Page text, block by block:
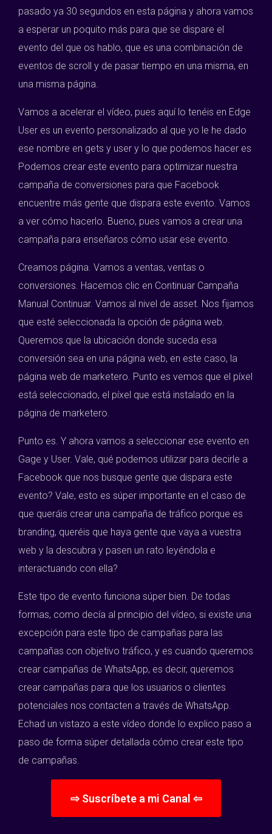
pasado ya 30 segundos en esta página y ahora vamos
a esperar un poquito más para que se dispare el
evento del que os hablo, que es una combinación de
eventos de scroll y de pasar tiempo en una misma, en
una misma página.
Vamos a acelerar el vídeo, pues aquí lo tenéis en Edge
User es un evento personalizado al que yo le he dado
ese nombre en gets y user y lo que podemos hacer es
Podemos crear este evento para optimizar nuestra
campaña de conversiones para que Facebook
encuentre más gente que dispara este evento. Vamos
a ver cómo hacerlo. Bueno, pues vamos a crear una
campaña para enseñaros cómo usar ese evento.
Creamos página. Vamos a ventas, ventas o
conversiones. Hacemos clic en Continuar Campaña
Manual Continuar. Vamos al nivel de asset. Nos fijamos
que esté seleccionada la opción de página web.
Queremos que la ubicación donde suceda esa
conversión sea en una página web, en este caso, la
página web de marketero. Punto es vemos que el píxel
está seleccionado, el píxel que está instalado en la
página de marketero.
Punto es. Y ahora vamos a seleccionar ese evento en
Gage y User. Vale, qué podemos utilizar para decirle a
Facebook que nos busque gente que dispara este
evento? Vale, esto es súper importante en el caso de
que queráis crear una campaña de tráfico porque es
branding, queréis que haya gente que vaya a vuestra
web y la descubra y pasen un rato leyéndola e
interactuando con ella?
Este tipo de evento funciona súper bien. De todas
formas, como decía al principio del vídeo, si existe una
excepción para este tipo de campañas para las
campañas con objetivo tráfico, y es cuando queremos
crear campañas de WhatsApp, es decir, queremos
crear campañas para que los usuarios o clientes
potenciales nos contacten a través de WhatsApp.
Echad un vistazo a este vídeo donde lo explico paso a
paso de forma súper detallada cómo crear este tipo
de campañas.
⇨ Suscríbete a mi Canal ⇦